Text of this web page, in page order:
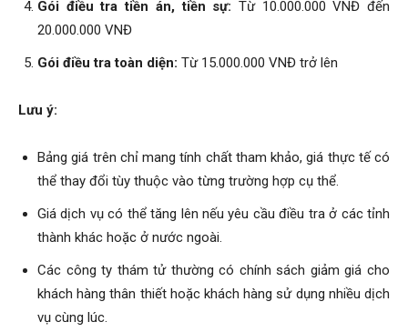
Gói điều tra tiền án, tiền sự: Từ 10.000.000 VNĐ đến
20.000.000 VNĐ
Gói điều tra toàn diện: Từ 15.000.000 VNĐ trở lên
Lưu ý:
Bảng giá trên chỉ mang tính chất tham khảo, giá thực tế có
thể thay đổi tùy thuộc vào từng trường hợp cụ thể.
Giá dịch vụ có thể tăng lên nếu yêu cầu điều tra ở các tỉnh
thành khác hoặc ở nước ngoài.
Các công ty thám tử thường có chính sách giảm giá cho
khách hàng thân thiết hoặc khách hàng sử dụng nhiều dịch
vụ cùng lúc.